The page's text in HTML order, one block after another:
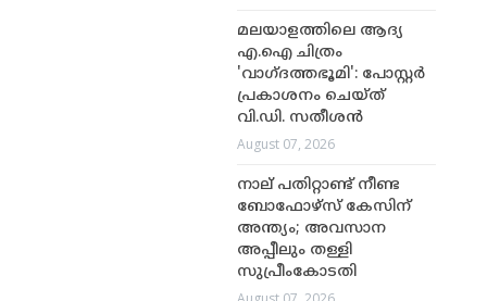
മലയാളത്തിലെ ആദ്യ
എ.ഐ ചിത്രം
'വാഗ്ദത്തഭൂമി': പോസ്റ്റർ
പ്രകാശനം ചെയ്ത്
വി.ഡി. സതീശൻ
August 07, 2026
നാല് പതിറ്റാണ്ട് നീണ്ട
ബോഫോഴ്സ് കേസിന്
അന്ത്യം; അവസാന
അപ്പീലും തള്ളി
സുപ്രീംകോടതി